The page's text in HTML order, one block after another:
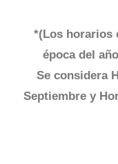
*(Los horarios
época del
Se considera
Septiembre y